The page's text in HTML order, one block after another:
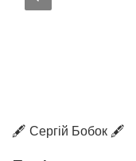
🖋️ Сергій Бобок 🖋️